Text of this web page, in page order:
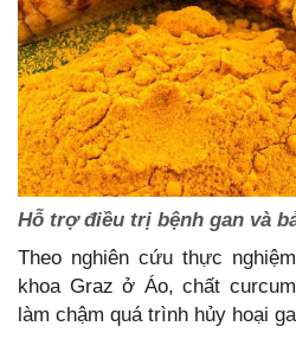
Hỗ trợ điều trị bệnh gan và
Theo nghiên cứu thực
khoa Graz ở Áo, chất
làm chậm quá trình hủy hoại